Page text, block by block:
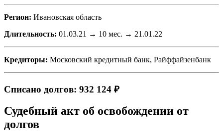
Регион: Ивановская область
Длительность: 01.03.21 → 10 мес. → 21.01.22
Кредиторы: Московский кредитный банк, Райффайзенбанк
Списано долгов: 932 124 ₽
Судебный акт об освобождении от
долгов